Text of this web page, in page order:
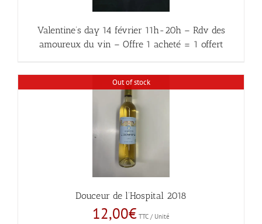
Valentine’s day 14 février 11h-20h – Rdv des
amoureux du vin – Offre 1 acheté = 1 offert
Out of stock
Douceur de l’Hospital 2018
12,00€ TTC / Unité